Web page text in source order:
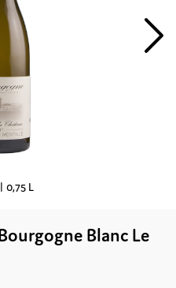
0,75 L
Blanc Le